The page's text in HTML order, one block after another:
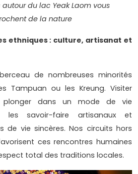
du lac Yeak Laom vous
de la nature
ethniques : culture, artisanat et
de nombreuses minorités
Tampuan ou les Kreung. Visiter
plonger dans un mode de vie
les savoir-faire artisanaux et
de vie sincères. Nos circuits hors
ces rencontres humaines
total des traditions locales.